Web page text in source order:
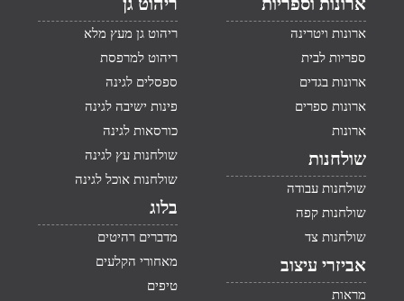
ארונות ויטרינה
ספריות לבית
ארונות בגדים
ארונות ספרים
ארונות
שולחנות
שולחנות עבודה
שולחנות קפה
שולחנות צד
אביזרי עיצוב
מראות
ריהוט גן מעץ מלא
ריהוט למרפסת
ספסלים לגינה
פינות ישיבה לגינה
כורסאות לגינה
שולחנות עץ לגינה
שולחנות אוכל לגינה
בלוג
מדברים רהיטים
מאחורי הקלעים
טיפים